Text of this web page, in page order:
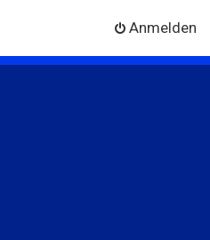
Anmelden